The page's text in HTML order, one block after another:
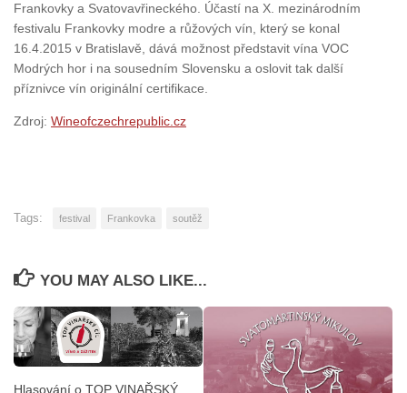
Frankovky a Svatovavřineckého. Účastí na X. mezinárodním
festivalu Frankovky modre a růžových vín, který se konal
16.4.2015 v Bratislavě, dává možnost představit vína VOC
Modrých hor i na sousedním Slovensku a oslovit tak další
příznivce vín originální certifikace.
Zdroj: Wineofczechrepublic.cz
Tags: festival Frankovka soutěž
YOU MAY ALSO LIKE...
Hlasování o TOP VINAŘSKÝ